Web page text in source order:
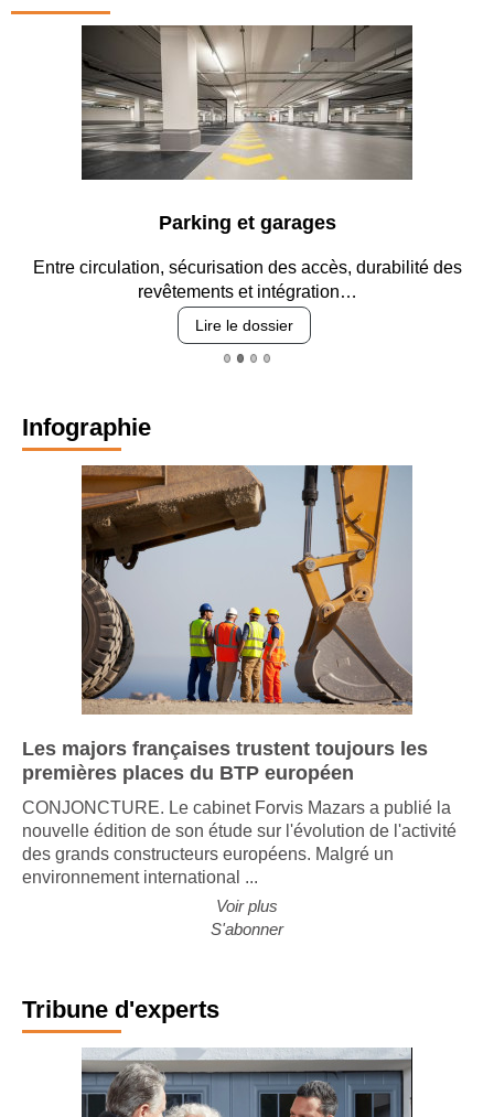
Parking et garages
Entre circulation, sécurisation des accès, durabilité des
revêtements et intégration…
Lire le dossier
Infographie
Les majors françaises trustent toujours les
premières places du BTP européen
CONJONCTURE. Le cabinet Forvis Mazars a publié la
nouvelle édition de son étude sur l'évolution de l'activité
des grands constructeurs européens. Malgré un
environnement international ...
Voir plus
S'abonner
Tribune d'experts